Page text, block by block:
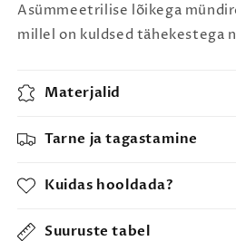
Asümmeetrilise lõikega
millel on kuldsed tähekestega
Materjalid
Tarne ja tagastamine
Kuidas hooldada?
Suuruste tabel